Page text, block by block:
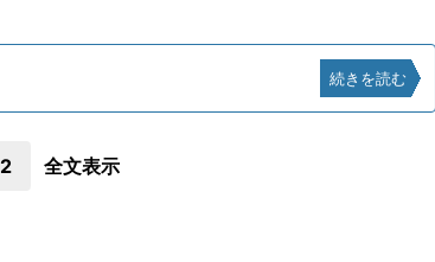
続きを読む
2 全文表示